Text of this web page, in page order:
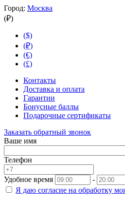
Город: Москва
(₽)
($)
(₽)
(€)
(£)
Контакты
Доставка и оплата
Гарантии
Бонусные баллы
Подарочные сертификаты
Заказать обратный звонок
Ваше имя
Телефон
Удобное время
-
Я даю согласие на обработку